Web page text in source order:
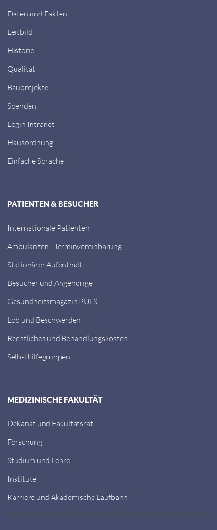
Daten und Fakten
Leitbild
Historie
Qualität
Bauprojekte
Spenden
Login Intranet
Hausordnung
Einfache Sprache
PATIENTEN & BESUCHER
Internationale Patienten
Ambulanzen - Terminvereinbarung
Stationärer Aufenthalt
Besucher und Angehörige
Gesundheitsmagazin PULS
Lob und Beschwerden
Rechtliches und Behandlungskosten
Selbsthilfegruppen
MEDIZINISCHE FAKULTÄT
Dekanat und Fakultätsrat
Forschung
Studium und Lehre
Institute
Karriere und Akademische Laufbahn